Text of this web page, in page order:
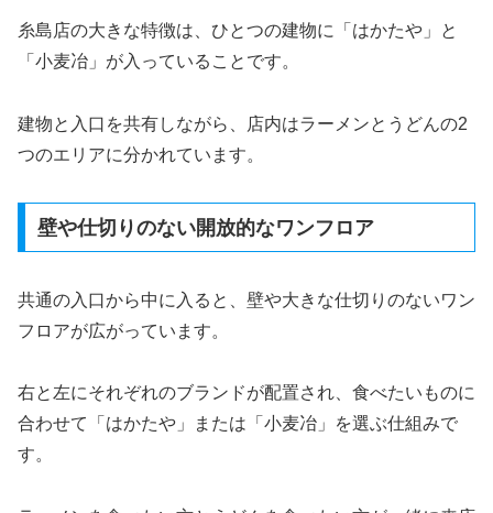
糸島店の大きな特徴は、ひとつの建物に「はかたや」と
「小麦冶」が入っていることです。
建物と入口を共有しながら、店内はラーメンとうどんの2
つのエリアに分かれています。
壁や仕切りのない開放的なワンフロア
共通の入口から中に入ると、壁や大きな仕切りのないワン
フロアが広がっています。
右と左にそれぞれのブランドが配置され、食べたいものに
合わせて「はかたや」または「小麦冶」を選ぶ仕組みで
す。